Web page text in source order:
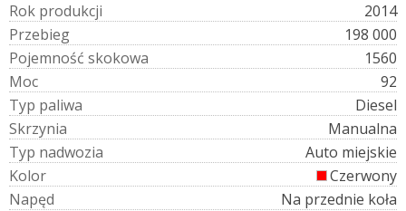
Rok produkcji
2014
Przebieg
198 000
Pojemność skokowa
1560
Moc
92
Typ paliwa
Diesel
Skrzynia
Manualna
Typ nadwozia
Auto miejskie
Kolor
Czerwony
Napęd
Na przednie koła